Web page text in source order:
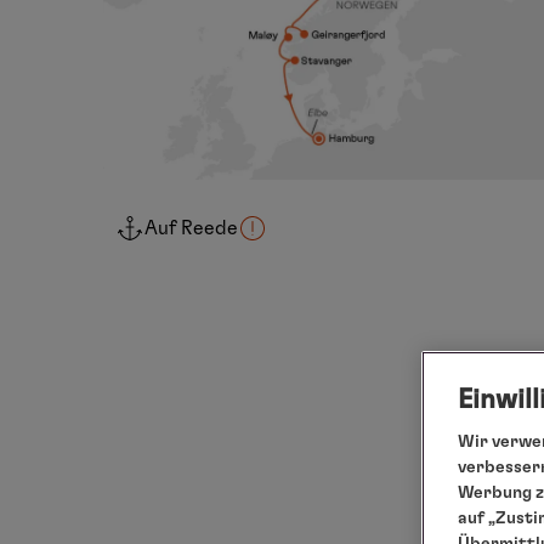
Auf Reede
Wir
Werbung
auf